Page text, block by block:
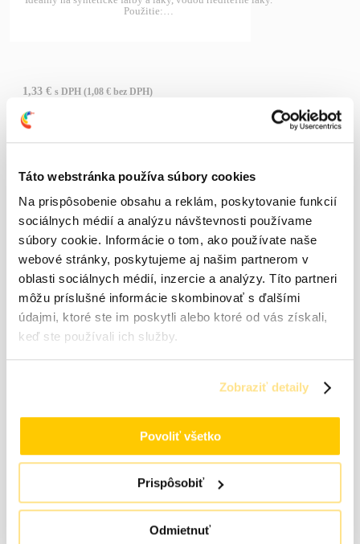
Táto webstránka používa súbory cookies
Na prispôsobenie obsahu a reklám, poskytovanie funkcií
sociálnych médií a analýzu návštevnosti používame
súbory cookie. Informácie o tom, ako používate naše
webové stránky, poskytujeme aj našim partnerom v
oblasti sociálnych médií, inzercie a analýzy. Títo partneri
môžu príslušné informácie skombinovať s ďalšími
údajmi, ktoré ste im poskytli alebo ktoré od vás získali,
keď ste používali ich služby.
Zobraziť detaily
Povoliť všetko
Prispôsobiť
Odmietnuť
Použitie:…
1,33€ s DPH (1,08€ bez DPH)
Skladom (odosielame do 24h)